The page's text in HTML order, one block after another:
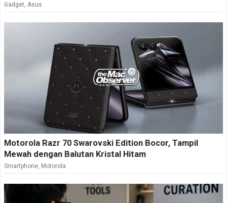
Gadget, Asus
Motorola Razr 70 Swarovski Edition Bocor, Tampil
Mewah dengan Balutan Kristal Hitam
Smartphone, Motorola